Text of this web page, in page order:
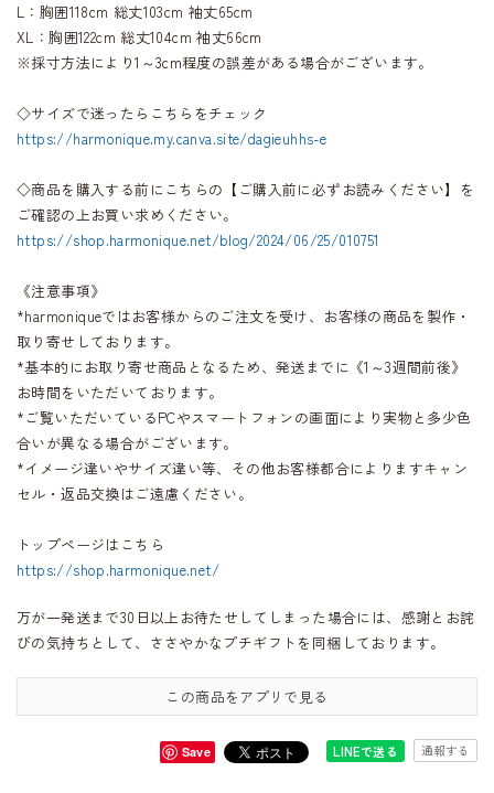
L：胸囲118cm 総丈103cm 袖丈65cm
XL：胸囲122cm 総丈104cm 袖丈66cm
※採寸方法により1～3cm程度の誤差がある場合がございます。
◇サイズで迷ったらこちらをチェック
https://harmonique.my.canva.site/dagieuhhs-e
◇商品を購入する前にこちらの【ご購入前に必ずお読みください】を
ご確認の上お買い求めください。
https://shop.harmonique.net/blog/2024/06/25/010751
《注意事項》
*harmoniqueではお客様からのご注文を受け、お客様の商品を製作・
取り寄せしております。
*基本的にお取り寄せ商品となるため、発送までに《1～3週間前後》
お時間をいただいております。
*ご覧いただいているPCやスマートフォンの画面により実物と多少色
合いが異なる場合がございます。
*イメージ違いやサイズ違い等、その他お客様都合によりますキャン
セル・返品交換はご遠慮ください。
トップページはこちら
https://shop.harmonique.net/
万が一発送まで30日以上お待たせしてしまった場合には、感謝とお詫
びの気持ちとして、ささやかなプチギフトを同梱しております。
この商品をアプリで見る
Save LINEで送る 通報する